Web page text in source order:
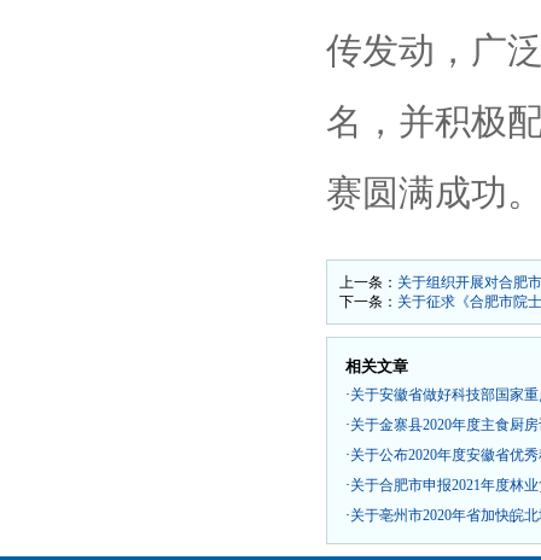
传发动，广
名，并积极
赛圆满成功
上一条： 关于组织开展对合肥
下一条： 关于征求《合肥市院
相关文章
·关于安徽省做好科技部国家
·关于金寨县2020年度主食厨
·关于公布2020年度安徽省优
·关于合肥市申报2021年度林
·关于亳州市2020年省加快皖